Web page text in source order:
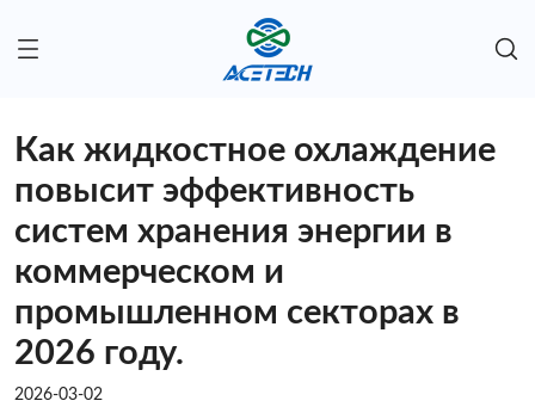
Как жидкостное охлаждение
повысит эффективность
систем хранения энергии в
коммерческом и
промышленном секторах в
2026 году.
2026-03-02